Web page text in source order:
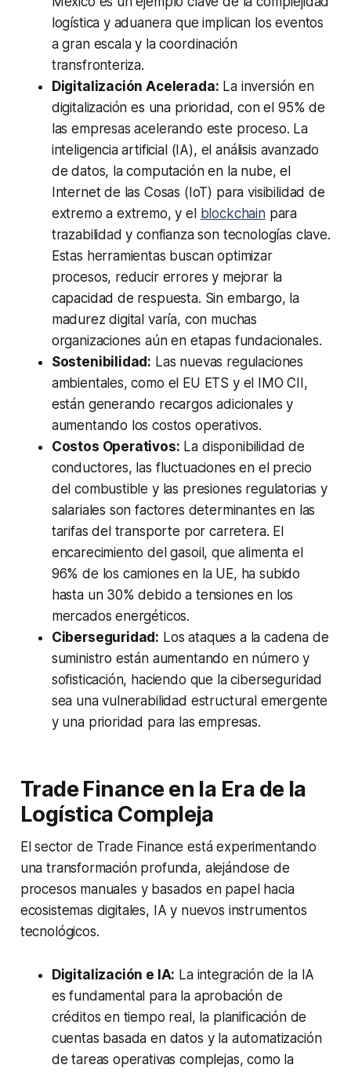
logística y aduanera que implican los eventos
a gran escala y la coordinación
transfronteriza.
Digitalización Acelerada: La inversión en
digitalización es una prioridad, con el 95% de
las empresas acelerando este proceso. La
inteligencia artificial (IA), el análisis avanzado
de datos, la computación en la nube, el
Internet de las Cosas (IoT) para visibilidad de
extremo a extremo, y el
blockchainpara
trazabilidad y confianza son tecnologías clave.
Estas herramientas buscan optimizar
procesos, reducir errores y mejorar la
capacidad de respuesta. Sin embargo, la
madurez digital varía, con muchas
organizaciones aún en etapas fundacionales.
Sostenibilidad: Las nuevas regulaciones
ambientales, como el EU ETS y el IMO CII,
están generando recargos adicionales y
aumentando los costos operativos.
Costos Operativos: La disponibilidad de
conductores, las fluctuaciones en el precio
del combustible y las presiones regulatorias y
salariales son factores determinantes en las
tarifas del transporte por carretera. El
encarecimiento del gasoil, que alimenta el
96% de los camiones en la UE, ha subido
hasta un 30% debido a tensiones en los
mercados energéticos.
Ciberseguridad: Los ataques a la cadena de
suministro están aumentando en número y
sofisticación, haciendo que la ciberseguridad
sea una vulnerabilidad estructural emergente
y una prioridad para las empresas.
Trade Finance en la Era de la
Logística Compleja
El sector de Trade Finance está experimentando
una transformación profunda, alejándose de
procesos manuales y basados en papel hacia
ecosistemas digitales, IA y nuevos instrumentos
tecnológicos.
Digitalización e IA: La integración de la IA
es fundamental para la aprobación de
créditos en tiempo real, la planificación de
cuentas basada en datos y la automatización
de tareas operativas complejas, como la